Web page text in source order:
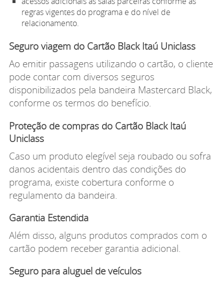
regras vigentes do programa e do nível de
relacionamento.
Seguro viagem do Cartão Black Itaú Uniclass
Ao emitir passagens utilizando o cartão, o cliente
pode contar com diversos seguros
disponibilizados pela bandeira Mastercard Black,
conforme os termos do benefício.
Proteção de compras do Cartão Black Itaú
Uniclass
Caso um produto elegível seja roubado ou sofra
danos acidentais dentro das condições do
programa, existe cobertura conforme o
regulamento da bandeira.
Garantia Estendida
Além disso, alguns produtos comprados com o
cartão podem receber garantia adicional.
Seguro para aluguel de veículos